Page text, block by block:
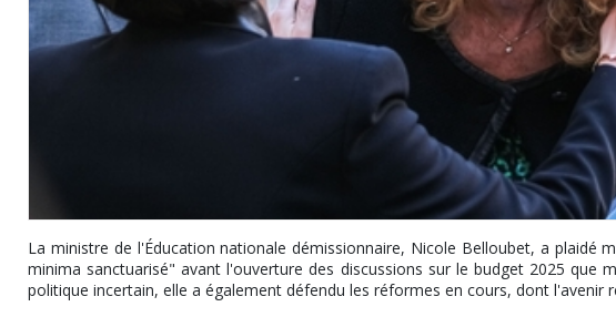
La ministre de l'Éducation nationale démissionnaire, Nicole Belloubet, a plaidé
minima sanctuarisé" avant l'ouverture des discussions sur le budget 2025 que
politique incertain, elle a également défendu les réformes en cours, dont l'avenir